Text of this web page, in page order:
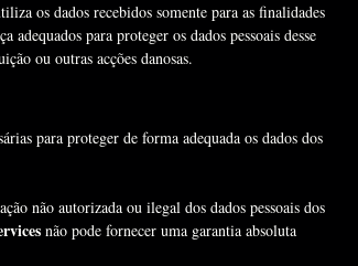
os dados recebidos somente para as finalidades
para proteger os dados pessoais desse
ou outras acções danosas.
para proteger de forma adequada os dados dos
não autorizada ou ilegal dos dados pessoais dos
não pode fornecer uma garantia absoluta